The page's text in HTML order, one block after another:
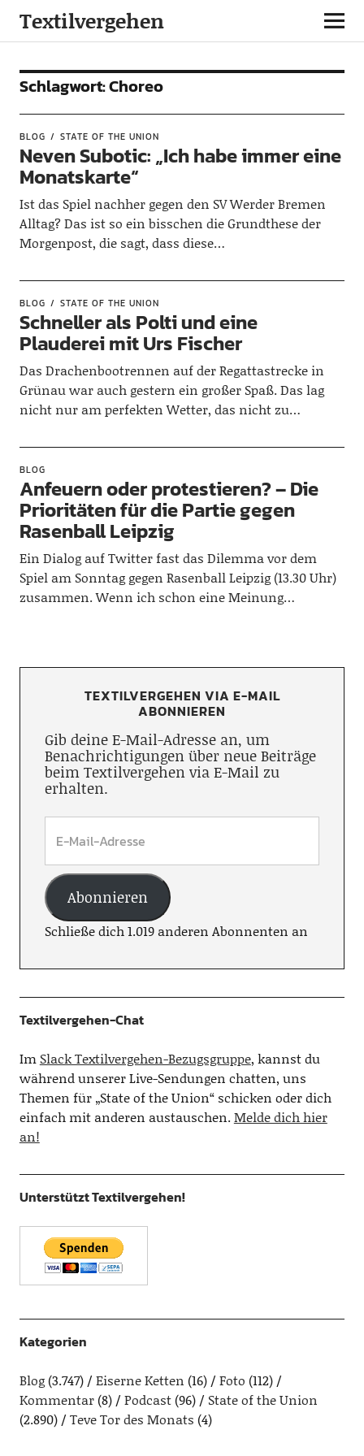
Textilvergehen
Schlagwort:Choreo
BLOG STATE OF THE UNION
Neven Subotic: „Ich habe immer eine
Monatskarte“
Ist das Spiel nachher gegen den SV Werder Bremen
Alltag? Das ist so ein bisschen die Grundthese der
Morgenpost, die sagt, dass diese…
BLOG STATE OF THE UNION
Schneller als Polti und eine
Plauderei mit Urs Fischer
Das Drachenbootrennen auf der Regattastrecke in
Grünau war auch gestern ein großer Spaß. Das lag
nicht nur am perfekten Wetter, das nicht zu…
BLOG
Anfeuern oder protestieren? – Die
Prioritäten für die Partie gegen
Rasenball Leipzig
Ein Dialog auf Twitter fast das Dilemma vor dem
Spiel am Sonntag gegen Rasenball Leipzig (13.30 Uhr)
zusammen. Wenn ich schon eine Meinung…
TEXTILVERGEHEN VIA E-MAIL
ABONNIEREN
Gib deine E-Mail-Adresse an, um
Benachrichtigungen über neue Beiträge
beim Textilvergehen via E-Mail zu
erhalten.
Abonnieren
Schließe dich 1.019 anderen Abonnenten an
Textilvergehen-Chat
Im Slack Textilvergehen-Bezugsgruppe, kannst du
während unserer Live-Sendungen chatten, uns
Themen für „State of the Union“ schicken oder dich
einfach mit anderen austauschen.Melde dich hier
an!
Unterstützt Textilvergehen!
Kategorien
Blog(3.747) Eiserne Ketten (16) Foto (112)
Kommentar(8) Podcast(96)
State of the Union
(2.890)
Teve Tor des Monats (4)